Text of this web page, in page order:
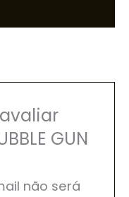
GUN
não será